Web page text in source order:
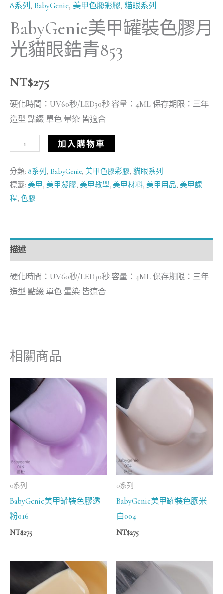
8系列 , BabyGenie, 美甲色膠彩膠, 貓眼系列
BabyGenie美甲罐裝色膠月
光貓眼鋯青853
NT$275
硬化時間：UV60秒/LED30秒 容量：4ML 保存期限：三年
造型 點綴 單色 暈染 皆適合
加入購物車
分類: 8系列 , BabyGenie, 美甲色膠彩膠, 貓眼系列
標籤: 美甲, 美甲凝膠, 美甲教學, 美甲材料, 美甲用品, 美甲課
程, 色膠
描述
硬化時間：UV60秒/LED30秒 容量：4ML 保存期限：三年
造型 點綴 單色 暈染 皆適合
相關商品
0系列
BabyGenie美甲罐裝色膠透
粉016
NT$275
0系列
BabyGenie美甲罐裝色膠米
白004
NT$275